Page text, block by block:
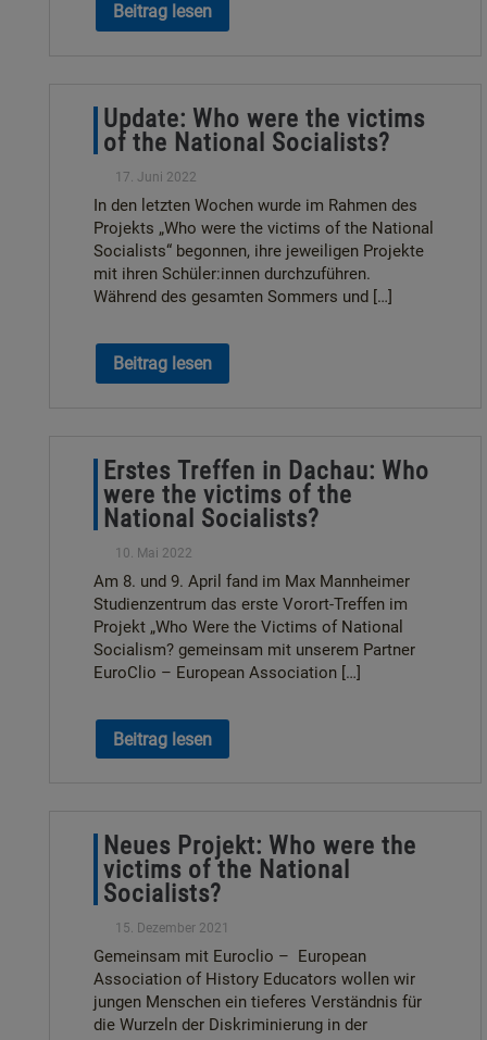
Beitrag lesen
Update: Who were the victims
of the National Socialists?
17. Juni 2022
In den letzten Wochen wurde im Rahmen des
Projekts „Who were the victims of the National
Socialists“ begonnen, ihre jeweiligen Projekte
mit ihren Schüler:innen durchzuführen.
Während des gesamten Sommers und […]
Beitrag lesen
Erstes Treffen in Dachau: Who
were the victims of the
National Socialists?
10. Mai 2022
Am 8. und 9. April fand im Max Mannheimer
Studienzentrum das erste Vorort-Treffen im
Projekt „Who Were the Victims of National
Socialism? gemeinsam mit unserem Partner
EuroClio – European Association […]
Beitrag lesen
Neues Projekt: Who were the
victims of the National
Socialists?
15. Dezember 2021
Gemeinsam mit Euroclio – European
Association of History Educators wollen wir
jungen Menschen ein tieferes Verständnis für
die Wurzeln der Diskriminierung in der